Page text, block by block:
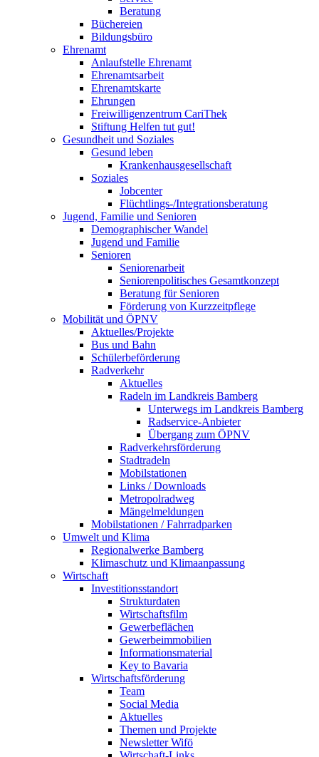
Beratung
Büchereien
Bildungsbüro
Ehrenamt
Anlaufstelle Ehrenamt
Ehrenamtsarbeit
Ehrenamtskarte
Ehrungen
Freiwilligenzentrum CariThek
Stiftung Helfen tut gut!
Gesundheit und Soziales
Gesund leben
Krankenhausgesellschaft
Soziales
Jobcenter
Flüchtlings-/Integrationsberatung
Jugend, Familie und Senioren
Demographischer Wandel
Jugend und Familie
Senioren
Seniorenarbeit
Seniorenpolitisches Gesamtkonzept
Beratung für Senioren
Förderung von Kurzzeitpflege
Mobilität und ÖPNV
Aktuelles/Projekte
Bus und Bahn
Schülerbeförderung
Radverkehr
Aktuelles
Radeln im Landkreis Bamberg
Unterwegs im Landkreis Bamberg
Radservice-Anbieter
Übergang zum ÖPNV
Radverkehrsförderung
Stadtradeln
Mobilstationen
Links / Downloads
Metropolradweg
Mängelmeldungen
Mobilstationen / Fahrradparken
Umwelt und Klima
Regionalwerke Bamberg
Klimaschutz und Klimaanpassung
Wirtschaft
Investitionsstandort
Strukturdaten
Wirtschaftsfilm
Gewerbeflächen
Gewerbeimmobilien
Informationsmaterial
Key to Bavaria
Wirtschaftsförderung
Team
Social Media
Aktuelles
Themen und Projekte
Newsletter Wifö